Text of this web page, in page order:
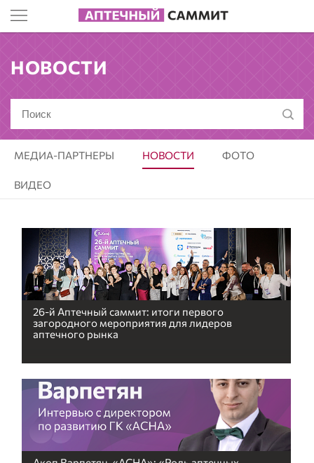
НОВОСТИ
МЕДИА-ПАРТНЕРЫ НОВОСТИ ФОТО
ВИДЕО
26-й Аптечный саммит: итоги первого
загородного мероприятия для лидеров
аптечного рынка